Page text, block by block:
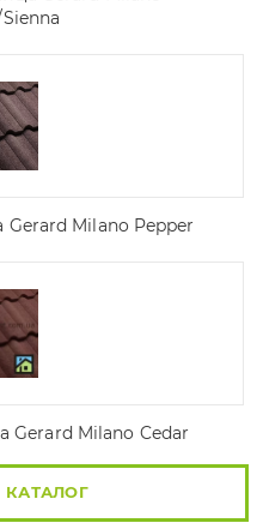
Milano Pepper
Gerard Milano Cedar
КАТАЛОГ